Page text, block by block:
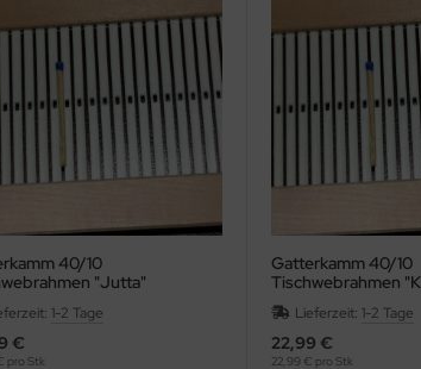
40/10
"Jutta"
1-2 Tage
€
pro Stk
Gatterkamm 40/10
Tischwebrahmen
Lieferzeit: 1-2 Tage
22,99 €
22,99 € pro Stk